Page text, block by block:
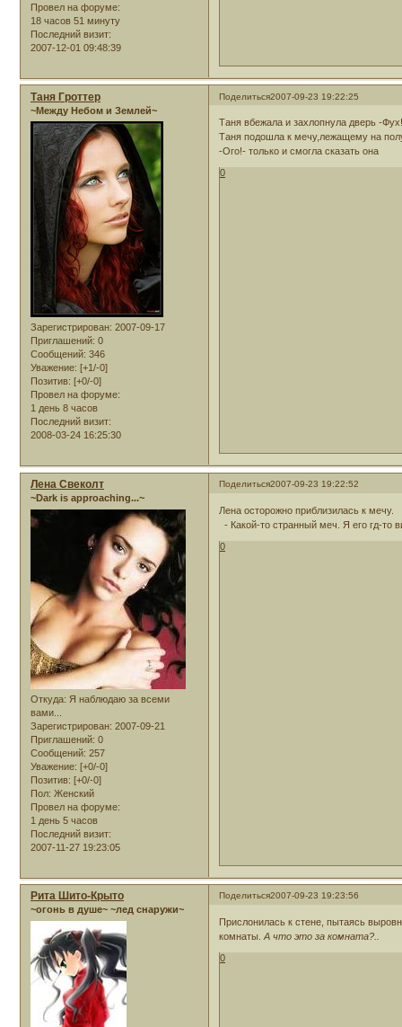
Провел на форуме:
18 часов 51 минуту
Последний визит:
2007-12-01 09:48:39
Поделиться2007-09-23 19:22:25
Таня Гроттер
~Между Небом и Землей~
Зарегистрирован: 2007-09-17
Приглашений: 0
Сообщений: 346
Уважение: [+1/-0]
Позитив: [+0/-0]
Провел на форуме:
1 день 8 часов
Последний визит:
2008-03-24 16:25:30
Таня вбежала и захлопнула дверь -
Таня подошла к мечу,лежащему на
-Ого!- только и смогла сказать она
0
Поделиться2007-09-23 19:22:52
Лена Свеколт
~Dark is approaching...~
Откуда: Я наблюдаю за всеми
вами...
Зарегистрирован: 2007-09-21
Приглашений: 0
Сообщений: 257
Уважение: [+0/-0]
Позитив: [+0/-0]
Пол: Женский
Провел на форуме:
1 день 5 часов
Последний визит:
2007-11-27 19:23:05
Лена осторожно приблизилась к мечу.
- Какой-то странный меч. Я его гд-то
0
Поделиться2007-09-23 19:23:56
Рита Шито-Крыто
~огонь в душе~ ~лед снаружи~
Прислонилась к стене, пытаясь
комнаты.А что это за комната?..
0